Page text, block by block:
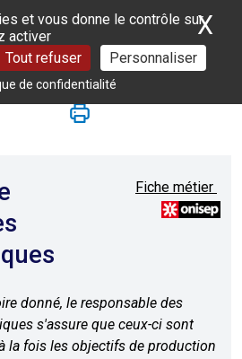
et vous donne le contrôle sur
activer
Tout refuser Personnaliser
de confidentialité
X
Fiche métier
donné, le responsable des
s'assure que ceux-ci sont
la fois les objectifs de production